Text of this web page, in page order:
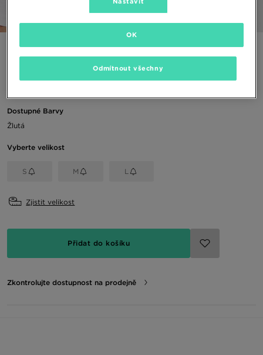
NIKE ČEPICE NIKE CLUB
290 Kč
Dostupné Barvy
Žlutá
Vyberte velikost
S M L
Zjistit velikost
Přidat do košíku
Zkontrolujte dostupnost na prodejně
Odmítnout všechny
OK